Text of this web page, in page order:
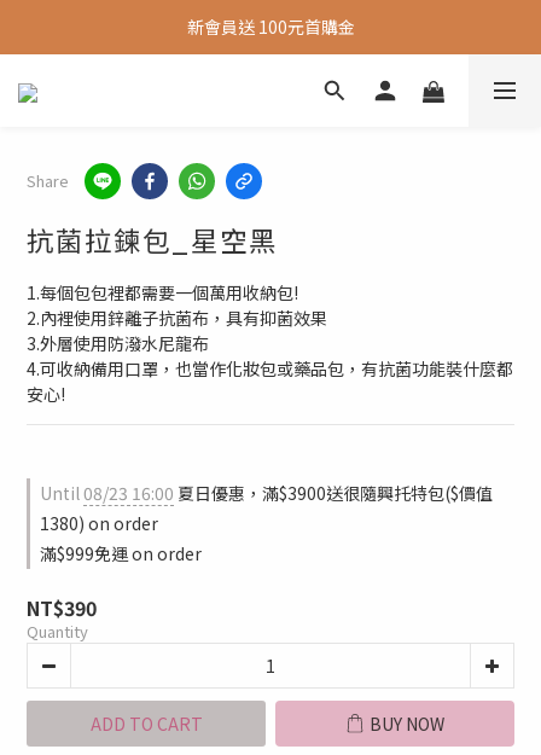
新會員送 100元首購金
新會員送 100元首購金
夏日旅行推薦包款9折，滿額再送很隨興托特包
Share
抗菌拉鍊包_星空黑
1.每個包包裡都需要一個萬用收納包!
2.內裡使用鋅離子抗菌布，具有抑菌效果
3.外層使用防潑水尼龍布
4.可收納備用口罩，也當作化妝包或藥品包，有抗菌功能裝什麼都
安心!
Until08/23 16:00 夏日優惠，滿$3900送很隨興托特包($價值
1380) on order
滿$999免運 on order
NT$390
Quantity
ADD TO CART BUY NOW